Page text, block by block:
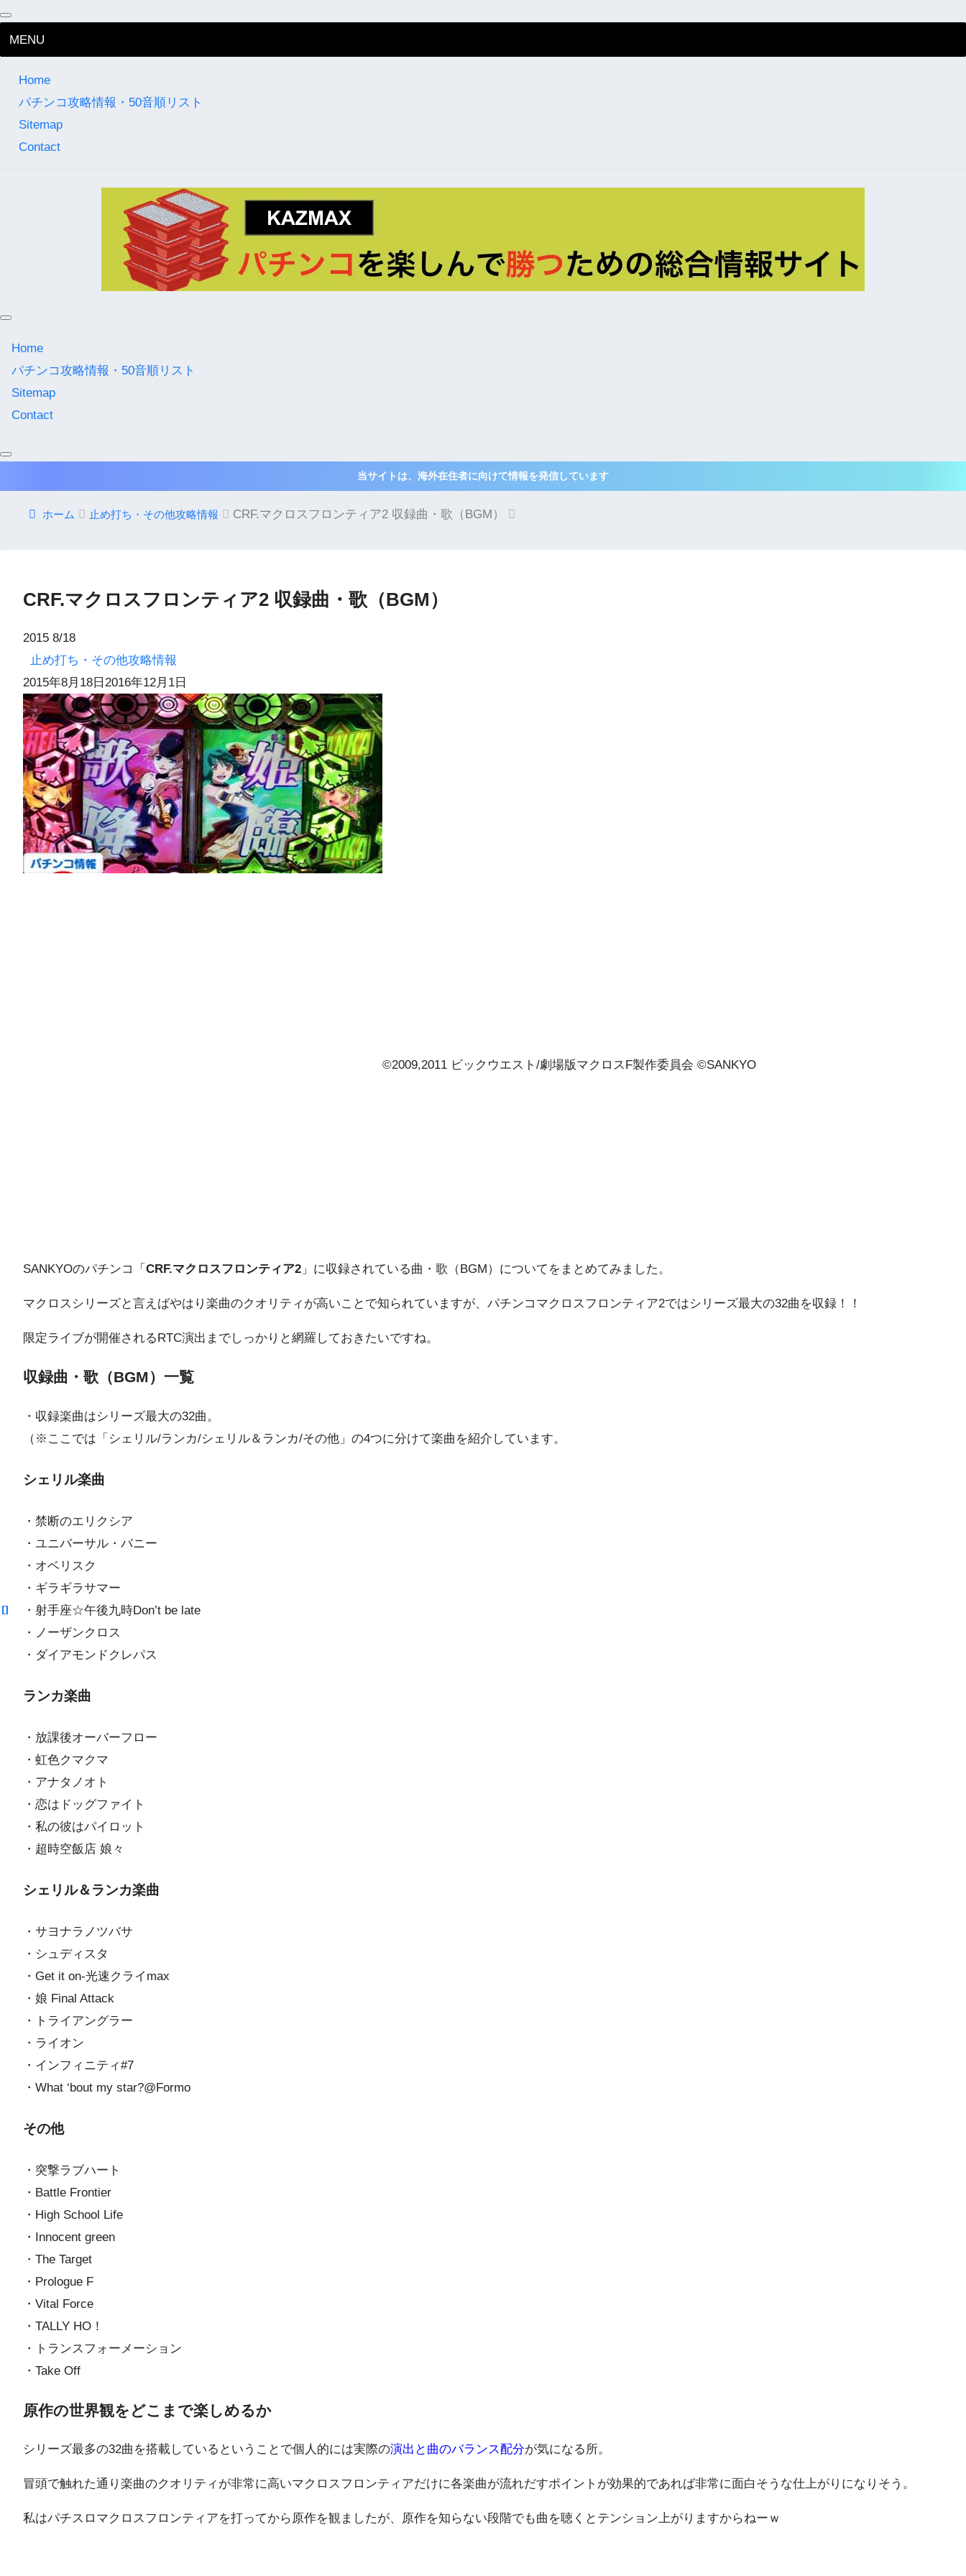
MENU
Home
パチンコ攻略情報・50音順リスト
Sitemap
Contact
Home
パチンコ攻略情報・50音順リスト
Sitemap
Contact
当サイトは、海外在住者に向けて情報を発信しています
ホーム 止め打ち・その他攻略情報 CRF.マクロスフロンティア2 収録曲・歌（BGM）
CRF.マクロスフロンティア2 収録曲・歌（BGM）
2015 8/18
止め打ち・その他攻略情報
2015年8月18日 2016年12月1日
©2009,2011 ビックウエスト/劇場版マクロスF製作委員会 ©SANKYO
SANKYOのパチンコ「 CRF.マクロスフロンティア2 」に収録されている曲・歌（BGM）についてをまとめてみました。
マクロスシリーズと言えばやはり楽曲のクオリティが高いことで知られていますが、パチンコマクロスフロンティア2ではシリーズ最大の32曲を収録！！
限定ライブが開催されるRTC演出までしっかりと網羅しておきたいですね。
収録曲・歌（BGM）一覧
・収録楽曲はシリーズ最大の32曲。
（※ここでは「シェリル/ランカ/シェリル＆ランカ/その他」の4つに分けて楽曲を紹介しています。
シェリル楽曲
・禁断のエリクシア
・ユニバーサル・バニー
・オベリスク
・ギラギラサマー
・射手座☆午後九時Don’t be late
・ノーザンクロス
・ダイアモンドクレパス
ランカ楽曲
・放課後オーバーフロー
・虹色クマクマ
・アナタノオト
・恋はドッグファイト
・私の彼はパイロット
・超時空飯店 娘々
シェリル＆ランカ楽曲
・サヨナラノツバサ
・シュディスタ
・Get it on-光速クライmax
・娘 Final Attack
・トライアングラー
・ライオン
・インフィニティ#7
・What ‘bout my star?@Formo
その他
・突撃ラブハート
・Battle Frontier
・High School Life
・Innocent green
・The Target
・Prologue F
・Vital Force
・TALLY HO！
・トランスフォーメーション
・Take Off
原作の世界観をどこまで楽しめるか
シリーズ最多の32曲を搭載しているということで個人的には実際の演出と曲のバランス配分が気になる所。
冒頭で触れた通り楽曲のクオリティが非常に高いマクロスフロンティアだけに各楽曲が流れだすポイントが効果的であれば非常に面白そうな仕上がりになりそう。
私はパチスロマクロスフロンティアを打ってから原作を観ましたが、原作を知らない段階でも曲を聴くとテンション上がりますからねーｗ